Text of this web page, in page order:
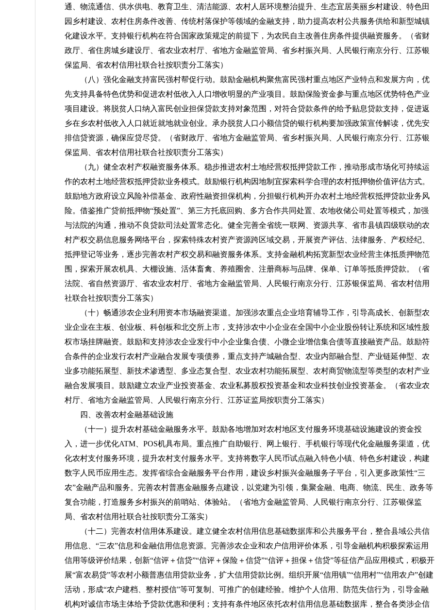
通、物流通信、供水供电、教育卫生、清洁能源、农村人居环境整治提升、生态宜居美丽乡村建设、特色田
园乡村建设、农村住房条件改善、传统村落保护等领域的金融支持，助力提高农村公共服务供给和新型城镇
化建设水平。支持银行机构在符合国家政策规定的前提下，为农民自主改善住房条件提供融资服务。
（省财
政厅、省住房城乡建设厅、省农业农村厅、省地方金融监管局、省乡村振兴局、人民银行南京分行、江苏银
保监局、省农村信用社联合社按职责分工落实）
（八）强化金融支持富民强村帮促行动。 鼓励金融机构聚焦富民强村重点地区产业特点和发展方向，优
先支持具备特色优势和促进农村低收入人口增收明显的产业项目。鼓励保险资金参与重点地区优势特色产业
项目建设。将脱贫人口纳入富民创业担保贷款支持对象范围，对符合贷款条件的给予贴息贷款支持，促进返
乡在乡农村低收入人口就近就地就业创业。承办脱贫人口小额信贷的银行机构要加强政策宣传解读，优先安
排信贷资源，确保应贷尽贷。
（省财政厅、省地方金融监管局、省乡村振兴局、人民银行南京分行、江苏银
保监局、省农村信用社联合社按职责分工落实）
（九）健全农村产权融资服务体系。 稳步推进农村土地经营权抵押贷款工作，推动形成市场化可持续运
作的农村土地经营权抵押贷款业务模式。鼓励银行机构因地制宜探索科学合理的农村抵押物价值评估方式。
鼓励地方政府设立风险补偿基金、政府性融资担保机构，分担银行机构开办农村土地经营权抵押贷款业务风
险。借鉴推广贷前抵押物“预处置”、第三方托底回购、多方合作共同处置、农地收储公司处置等模式，加强
与法院的沟通，推动不良贷款司法处置常态化。健全完善全省统一联网、资源共享、省市县镇四级联动的农
村产权交易信息服务网络平台，探索特殊农村资产资源跨区域交易，开展资产评估、法律服务、产权经纪、
抵押登记等业务，逐步完善农村产权交易和融资服务体系。支持金融机构拓宽新型农业经营主体抵质押物范
围，探索开展农机具、大棚设施、活体畜禽、养殖圈舍、注册商标与品牌、保单、订单等抵质押贷款。
（省
法院、省自然资源厅、省农业农村厅、省地方金融监管局、人民银行南京分行、江苏银保监局、省农村信用
社联合社按职责分工落实）
（十）畅通涉农企业利用资本市场融资渠道。 加强涉农重点企业培育辅导工作，引导高成长、创新型农
业企业在主板、创业板、科创板和北交所上市，支持涉农中小企业在全国中小企业股份转让系统和区域性股
权市场挂牌融资。鼓励和支持涉农企业发行中小企业集合债、小微企业增信集合债等直接融资产品。鼓励符
合条件的企业发行农村产业融合发展专项债券，重点支持产城融合型、农业内部融合型、产业链延伸型、农
业多功能拓展型、新技术渗透型、多业态复合型、农业农村功能拓展型、农村商贸物流型等类型的农村产业
融合发展项目。鼓励建立农业产业投资基金、农业私募股权投资基金和农业科技创业投资基金。
（省农业农
村厅、省地方金融监管局、人民银行南京分行、江苏证监局按职责分工落实）
四、改善农村金融基础设施
（十一）提升农村基础金融服务水平。 鼓励各地增加对农村地区支付服务环境基础设施建设的资金投
入，进一步优化ATM、POS机具布局。重点推广自助银行、网上银行、手机银行等现代化金融服务渠道，优
化农村支付服务环境，提升农村支付服务水平。支持将数字人民币试点融入特色小镇、特色乡村建设，构建
数字人民币应用生态。发挥省综合金融服务平台作用，建设乡村振兴金融服务子平台，引入更多政策性“三
农”金融产品和服务。完善农村普惠金融服务点建设，以党建为引领，集聚金融、电商、物流、民生、政务等
复合功能，打造服务乡村振兴的前哨站、体验站。
（省地方金融监管局、人民银行南京分行、江苏银保监
局、省农村信用社联合社按职责分工落实）
（十二）完善农村信用体系建设。 建立健全农村信用信息基础数据库和公共服务平台，整合县域公共信
用信息、“三农”信息和金融信用信息资源。完善涉农企业和农户信用评价体系，引导金融机构积极探索运用
信用等级评价结果，创新“信评＋信贷”“信评＋保险＋信贷”“信评＋担保＋信贷”等征信产品应用模式，积极开
展“富农易贷”等农村小额普惠信用贷款业务，扩大信用贷款比例。组织开展“信用镇”“信用村”“信用农户”创建
活动，形成“农户建档、整村授信”等可复制、可推广的创建经验。维护个人信用、防范失信行为，引导金融
机构对诚信市场主体给予贷款优惠和便利；支持有条件地区依托农村信用信息基础数据库，整合各类涉企信